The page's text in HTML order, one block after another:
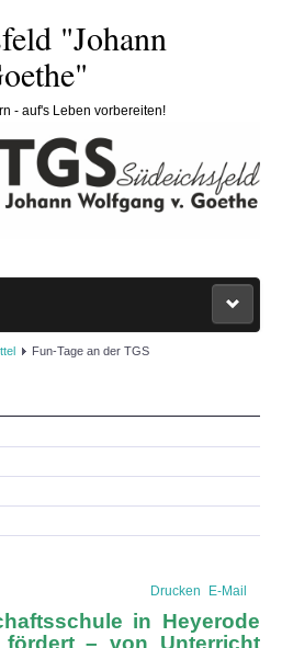
"Johann
- auf's Leben vorbereiten!
Fun-Tage an der TGS
Drucken E-Mail
in Heyerode
fördert – von Unterricht